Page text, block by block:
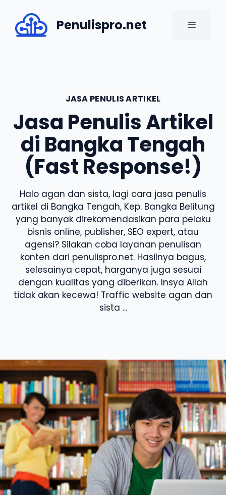
content
Penulispro.net MENU
JASA PENULIS ARTIKEL
Jasa Penulis Artikel
di Bangka Tengah
(Fast Response!)
Halo agan dan sista, lagi cara jasa penulis
artikel di Bangka Tengah, Kep. Bangka Belitung
yang banyak direkomendasikan para pelaku
bisnis online, publisher, SEO expert, atau
agensi? Silakan coba layanan penulisan
konten dari penulispro.net. Hasilnya bagus,
selesainya cepat, harganya juga sesuai
dengan kualitas yang diberikan. Insya Allah
tidak akan kecewa! Traffic website agan dan
sista ...